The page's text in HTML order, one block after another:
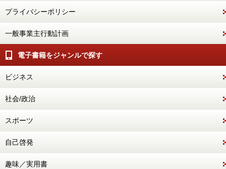
プライバシーポリシー
一般事業主行動計画
電子書籍をジャンルで探す
ビジネス
社会/政治
スポーツ
自己啓発
趣味／実用書